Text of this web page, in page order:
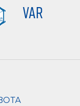
VAR